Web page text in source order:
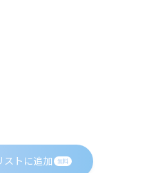
ストに追加 無料